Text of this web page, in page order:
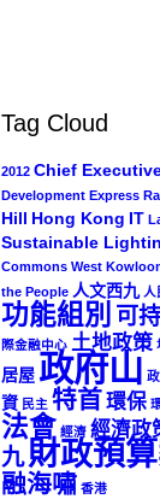
Tag Cloud
2012 Chief
Development Express
Hill Hong Kong IT
Sustainable
Commons West
the People 人文西九
功能組別 可
際金融中心 土地政策
居屋 政府山
資 民主 特首環保
法會 經濟 經濟政
九財政預
融海嘯 香港